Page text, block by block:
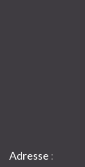
Adresse :